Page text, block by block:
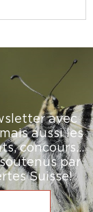
avec
aussi les
concours…
par
Suisse!